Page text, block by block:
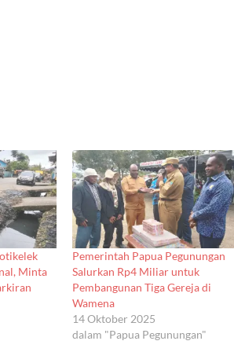
Minta
Pemerintah Papua Pegunungan
Salurkan Rp4 Miliar untuk
Pembangunan Tiga Gereja di
Wamena
14 Oktober 2025
dalam "Papua Pegunungan"